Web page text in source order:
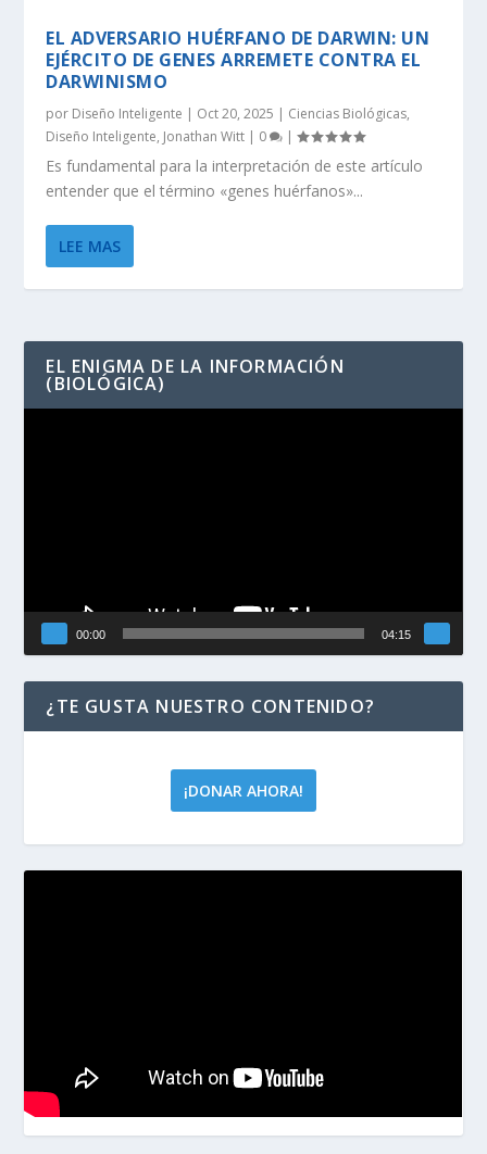
SEGÚN RICHARD DAWKINS, EL ÁRBOL DE LA
VIDA TIENE U...
DAWKINS Y EL DÍA DE DARWIN:
DISTINGUIENDO LA REALI...
EVOLUCIÓN DE LA INFORMACIÓN BIOLÓGICA:
LA DEFINICI...
LA VIDA ES LO MÁS ANTINATURAL DEL
UNIVERSO.
¡CREAMOS LA VIDA! EH, ESPERA UN
MOMENTO…
EL ADVERSARIO HUÉRFANO DE DARWIN: UN
EJÉRCITO DE GENES ARREMETE CONTRA EL
DARWINISMO
por Diseño Inteligente | Oct 20, 2025 | Ciencias Biológicas,
Diseño Inteligente, Jonathan Witt | 0 |
Es fundamental para la interpretación de este artículo
entender que el término «genes huérfanos»...
LEE MAS
EL ENIGMA DE LA INFORMACIÓN
(BIOLÓGICA)
00:00 04:15
¿TE GUSTA NUESTRO CONTENIDO?
¡DONAR AHORA!